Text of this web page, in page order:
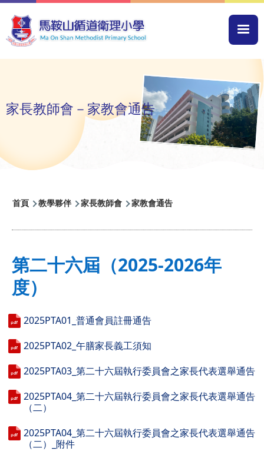
移至主內容
家長教師會－家教會通告
導
連
結
首頁 教學夥伴 家長教師會 家教會通告
第二十六屆（2025-2026年
度）
2025PTA01_普通會員註冊通告
2025PTA02_午膳家長義工須知
2025PTA03_第二十六屆執行委員會之家長代表選舉通告
2025PTA04_第二十六屆執行委員會之家長代表選舉通告
（二）
2025PTA04_第二十六屆執行委員會之家長代表選舉通告
（二）_附件